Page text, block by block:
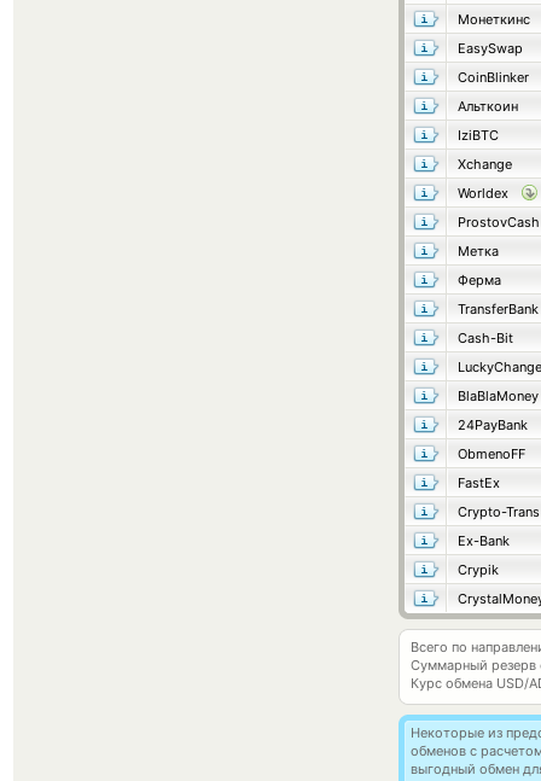
Монеткинс
EasySwap
CoinBlinker
Альткоин
IziBTC
Xchange
Worldex
ProstovCash
Метка
Ферма
TransferBank
Cash-Bit
LuckyChange
BlaBlaMoney
24PayBank
ObmenoFF
FastEx
Crypto-Trans
Ex-Bank
Crypik
Всего по
Суммарный резерв
Курс обмена USD/
Некоторые из
обменов с
выгодный обмен